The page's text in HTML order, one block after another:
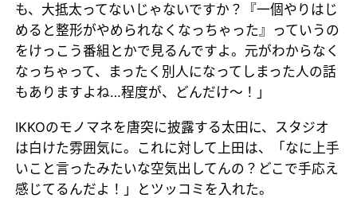
も、大抵太ってないじゃないですか？『一個やりはじ
めると整形がやめられなくなっちゃった』っていうの
をけっこう番組とかで見るんですよ。元がわからなく
なっちゃって、まったく別人になってしまった人の話
もありますよね…程度が、どんだけ～！」
IKKOのモノマネを唐突に披露する太田に、スタジオ
は白けた雰囲気に。これに対して上田は、「なに上手
いこと言ったみたいな空気出してんの？どこで手応え
感じてるんだよ！」とツッコミを入れた。